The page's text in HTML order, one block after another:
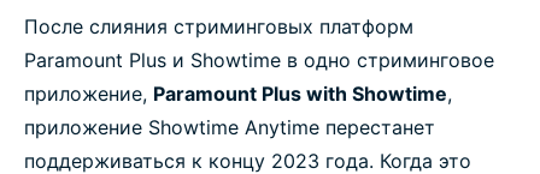
После слияния стриминговых платформ
Paramount Plus и Showtime в одно стриминговое
приложение, Paramount Plus with Showtime,
приложение Showtime Anytime перестанет
поддерживаться к концу 2023 года. Когда это